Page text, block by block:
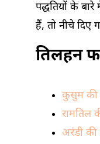
पद्धतियों के बारे
हैं, तो नीचे दिए
तिलहन
कुसुम की
रामतिल
अरंडी